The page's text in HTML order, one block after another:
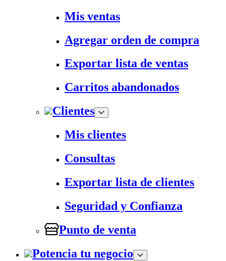
Mis ventas
Agregar orden de compra
Exportar lista de ventas
Carritos abandonados
Clientes
Mis clientes
Consultas
Exportar lista de clientes
Seguridad y Confianza
Punto de venta
Potencia tu negocio